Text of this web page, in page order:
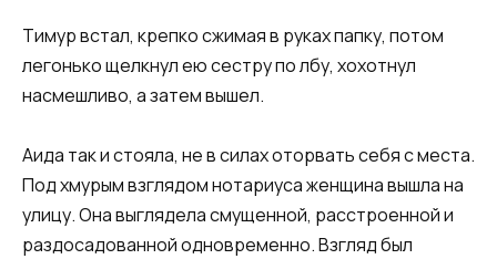
Тимур встал, крепко сжимая в руках папку, потом
легонько щелкнул ею сестру по лбу, хохотнул
насмешливо, а затем вышел.
Аида так и стояла, не в силах оторвать себя с места.
Под хмурым взглядом нотариуса женщина вышла на
улицу. Она выглядела смущенной, расстроенной и
раздосадованной одновременно. Взгляд был